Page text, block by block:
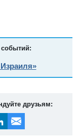
событий:
друзьям: